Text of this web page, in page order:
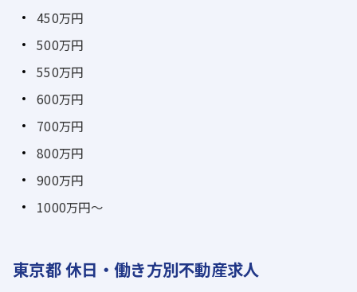
450万円
500万円
550万円
600万円
700万円
800万円
900万円
1000万円～
東京都 休日・働き方別不動産求人